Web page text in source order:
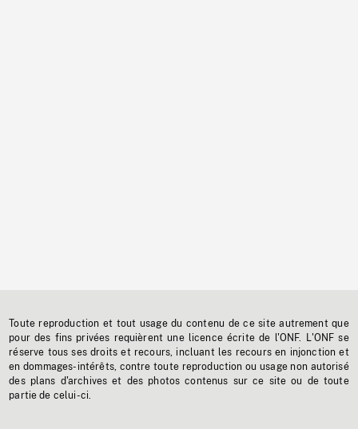
Toute reproduction et tout usage du contenu de ce site autrement que
pour des fins privées requièrent une licence écrite de l'ONF. L'ONF se
réserve tous ses droits et recours, incluant les recours en injonction et
en dommages-intérêts, contre toute reproduction ou usage non autorisé
des plans d'archives et des photos contenus sur ce site ou de toute
partie de celui-ci.